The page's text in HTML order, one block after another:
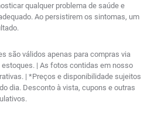
qualquer problema de saúde e
Ao persistirem os sintomas, um
são válidos apenas para compras via
estoques. | As fotos contidas em nosso
| *Preços e disponibilidade sujeitos
dia. Desconto à vista, cupons e outras